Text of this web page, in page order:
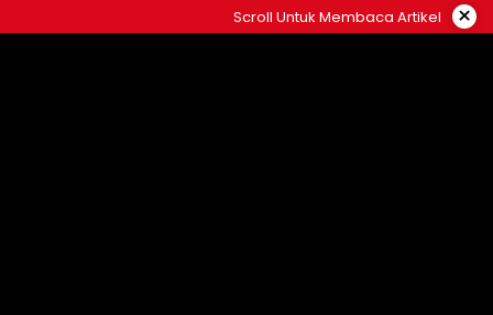
to
Scroll Untuk Membaca Artikel ×